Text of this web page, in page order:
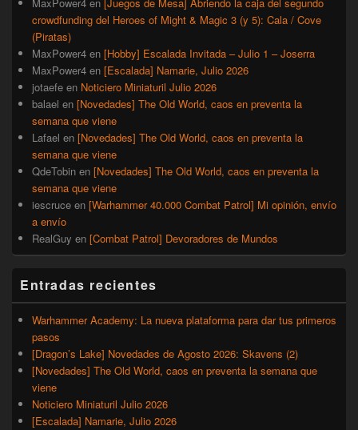
MaxPower4 en [Juegos de Mesa] Abriendo la caja del segundo
crowdfunding del Heroes of Might & Magic 3 (y 5): Cala / Cove
(Piratas)
MaxPower4 en [Hobby] Escalada Invitada – Julio 1 – Joserra
MaxPower4 en [Escalada] Namarie, Julio 2026
jotaefe en Noticiero Miniaturil Julio 2026
balael en [Novedades] The Old World, caos en preventa la
semana que viene
Lafael en [Novedades] The Old World, caos en preventa la
semana que viene
QdeTobin en [Novedades] The Old World, caos en preventa la
semana que viene
iescruce en [Warhammer 40.000 Combat Patrol] Mi opinión, envío
a envío
RealGuy en [Combat Patrol] Devoradores de Mundos
Entradas recientes
Warhammer Academy: La nueva plataforma para dar tus primeros
pasos
[Dragon’s Lake] Novedades de Agosto 2026: Skavens (2)
[Novedades] The Old World, caos en preventa la semana que
viene
Noticiero Miniaturil Julio 2026
[Escalada] Namarie, Julio 2026